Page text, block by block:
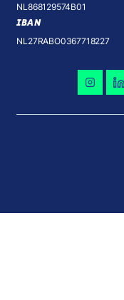
NL868129574B01
IBAN
NL27RABO0367718227